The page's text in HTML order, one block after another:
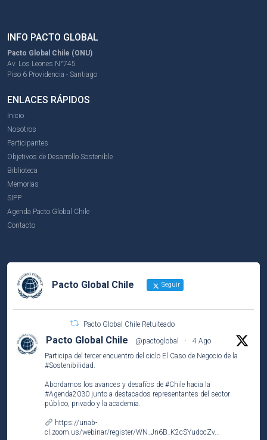
INFO PACTO GLOBAL
Pacto Global Chile (ONU)
Av. Los Leones N°745
Piso 6 Providencia - Santiago
ENLACES RÁPIDOS
Inicio
Nosotros
Participantes
Objetivos de Desarrollo Sostenible
Biblioteca
Memorias
SIPP
Agenda Pacto Global Chile
Contacto
Pacto Global Chile Seguir
Pacto Global Chile Retuiteado
Pacto Global Chile @pactoglobal ·
4 Ago
Participa del tercer encuentro del ciclo El Caso de Negocio de la
#Sostenibilidad
Abordamos los avances y desafíos de #Chile hacia la
#Agenda2030 junto a destacados representantes del sector
público, privado y la academia.
https://unab-
cl.zoom.us/webinar/register/WN_Jn6B_K2cSYudocZv...